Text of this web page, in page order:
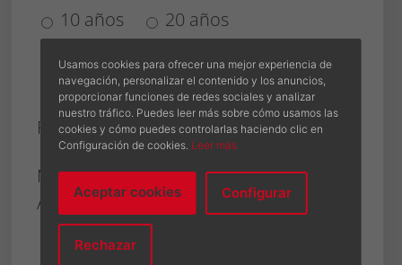
10 años
20 años
Ambas opciones
No necesito garantía
Prioridad *
Muy
Alta
1 2 3
4
5
Muy
Baja
Usamos cookies para ofrecer una mejor experiencia de
navegación, personalizar el contenido y los anuncios,
proporcionar funciones de redes sociales y analizar
nuestro tráfico. Puedes leer más sobre cómo usamos las
cookies y cómo puedes controlarlas haciendo clic en
Configuración de cookies. Leer más
Aceptar cookies Configurar
Rechazar